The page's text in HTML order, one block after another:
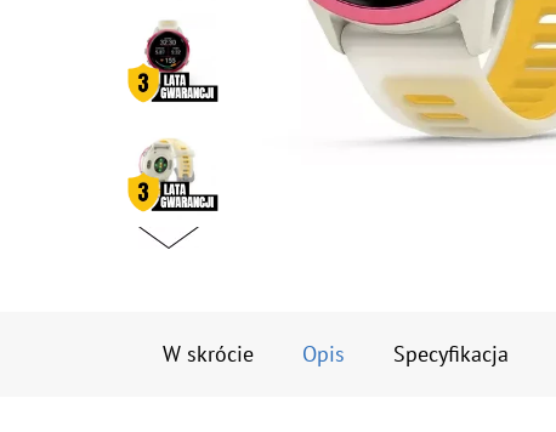
W skrócie Opis Specyfikacja